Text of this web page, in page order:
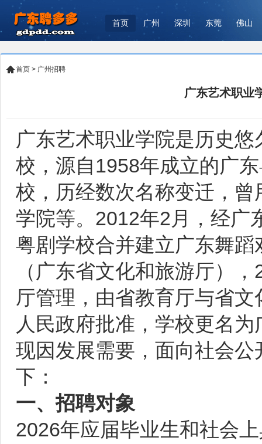
首页 广州 深圳 东莞 佛山
首页 > 广州招聘
广东艺术职业
广东艺术职业学院是历史
校，源自1958年成立的广
校，历经数次名称变迁，
学院等。2012年2月，经广
粤剧学校合并建立广东舞
（广东省文化和旅游厅）
厅管理，由省教育厅与省
人民政府批准，学校更名
现因发展需要，面向社会
下：
一、招聘对象
2026年应届毕业生和社会